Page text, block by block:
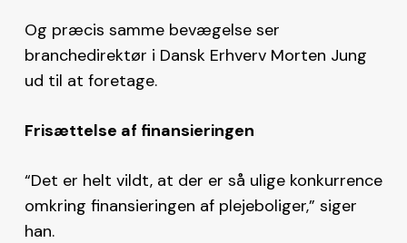
Og præcis samme bevægelse ser
branchedirektør i Dansk Erhverv Morten Jung
ud til at foretage.
Frisættelse af finansieringen
“Det er helt vildt, at der er så ulige konkurrence
omkring finansieringen af plejeboliger,” siger
han.